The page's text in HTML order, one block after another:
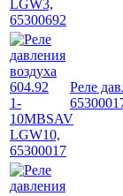
Реле